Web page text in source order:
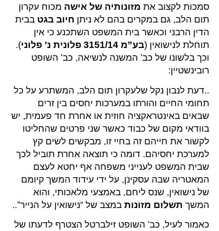
סמכות לקצוב את מזונותיה של אישה מכוח עקרון
תום הלב, גם במקרים בהם לא ניתן חיוב בגט בבית
הדין הרבני וכאשר בית המשפט השתכנע כי אין
תוחלת לנישואין (בע”מ 3151/14 פלונית נ’ פלוני
).
וכך בלשונו של כב’ המשנה לנשיאה, כב’ השופט
רובינשטיין:
..דעת לנבון נקל שלעקרון תום הלב, המשתרע על כל
תחומי החיים והורתו במערכות יחסים בין זרים
שבאים באינטראקציה חוזית או אחרת חד פעמית, יש
בוודאי מקום של כבוד כאשר שני פרטים שהחליטו
לקשור את חייהם זה בחיי זו, מבקשים לשים קץ
למערכת יחסיהם. דומה כי תוצאה אחרת תוביל לכך
שבית המשפט לענייני משפחה אף יחטא לעצם
המאטריה שבה עסקינן, על ידי עידוד המשך קיומם
של נישואין, שנס ליחם, באמצעי מלאכותי, והוא
המשך תשלום מזונות במצב של “נישואין על הנייר”..
כאמור לעיל, כב’ השופט זילברטל הצטרף לדעתו של